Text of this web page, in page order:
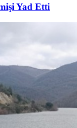
Yad Etti